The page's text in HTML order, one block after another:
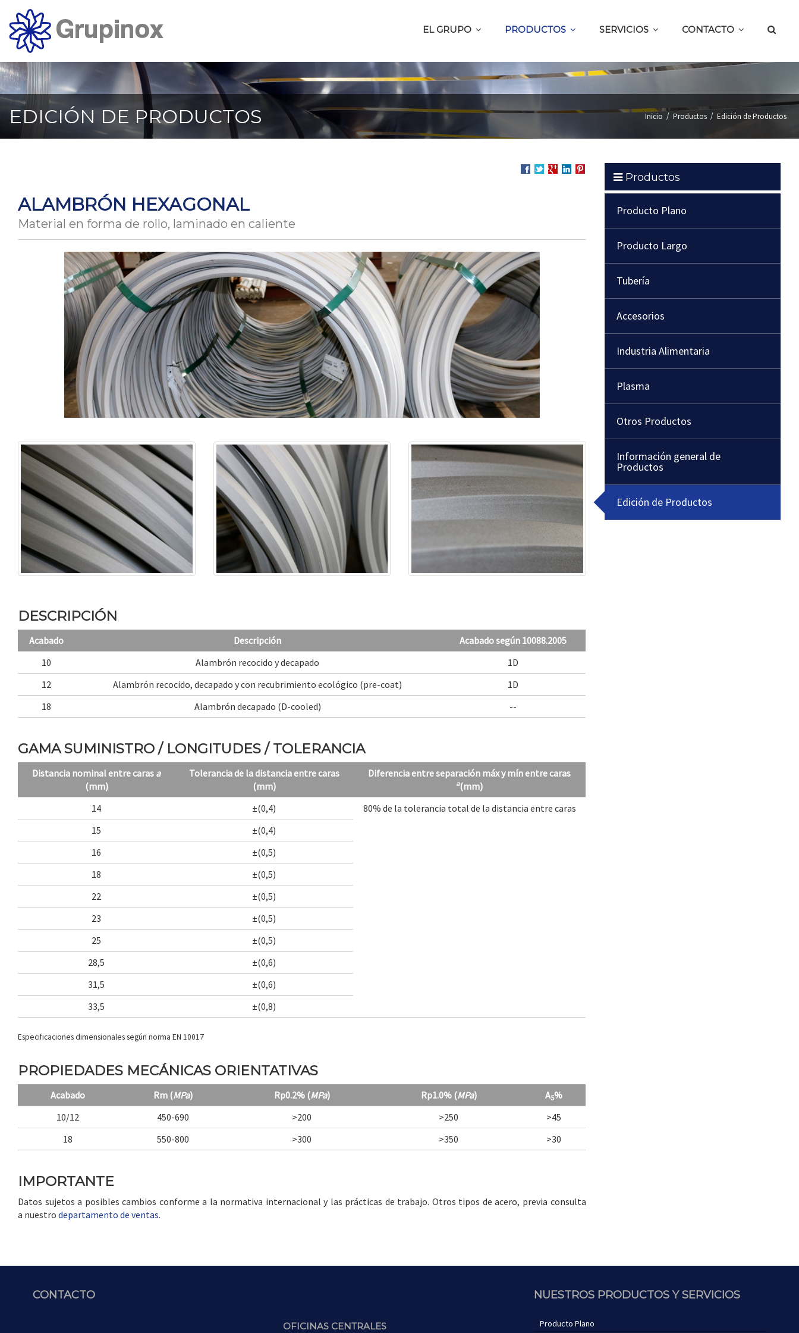
contenido
principal
la
página
EL GRUPO PRODUCTOS SERVICIOS CONTACTO
EDICIÓN DE PRODUCTOS Inicio / Productos / Edición de Productos
ALAMBRÓN HEXAGONAL
Material en forma de rollo, laminado en caliente
DESCRIPCIÓN
Acabado Descripción
Acabado según 10088.2005
10
Alambrón recocido y decapado
1D
12
Alambrón recocido, decapado y con recubrimiento ecológico (pre-coat)
1D
18
Alambrón decapado (D-cooled) --
GAMA SUMINISTRO / LONGITUDES / TOLERANCIA
Distancia nominal entre caras a
(mm)
Tolerancia de la distancia entre caras
(mm)
Diferencia entre separación máx y mín entre caras
a(mm)
14
±(0,4)
80% de la tolerancia total de la distancia entre caras
15
±(0,4)
16
±(0,5)
18
±(0,5)
22
±(0,5)
23
±(0,5)
25
±(0,5)
28,5
±(0,6)
31,5
±(0,6)
33,5
±(0,8)
Especificaciones dimensionales según norma EN 10017
PROPIEDADES MECÁNICAS ORIENTATIVAS
Acabado Rm (MPa) Rp0.2% (MPa) Rp1.0% (MPa) A5%
10/12
450-690 >200 >250
>45
18
550-800 >300 >350 >30
IMPORTANTE
Datos sujetos a posibles cambios conforme a la normativa internacional y las prácticas de trabajo. Otros tipos de acero, previa consulta
a nuestro departamento de ventas.
Productos
Producto Plano
Producto Largo
Tubería
Accesorios
Industria Alimentaria
Plasma
Otros Productos
Información general de
Productos
Edición de Productos
CONTACTO
OFICINAS CENTRALES
NUESTROS PRODUCTOS Y SERVICIOS
Producto Plano